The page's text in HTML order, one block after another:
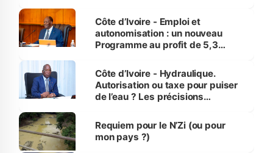
et Yamoussoukro
Côte d’Ivoire - Emploi et
autonomisation : un nouveau
Programme au profit de 5,3
Côte d’Ivoire - Hydraulique.
Autorisation ou taxe pour puiser
de l’eau ? Les précisions
Requiem pour le N’Zi (ou pour
mon pays ?)